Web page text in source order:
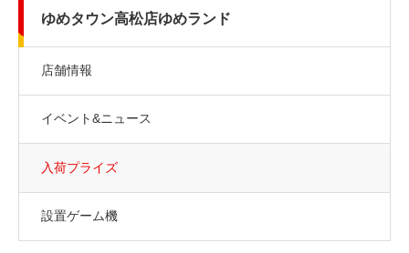
ゆめタウン高松店ゆめランド
店舗情報
イベント&ニュース
入荷プライズ
設置ゲーム機